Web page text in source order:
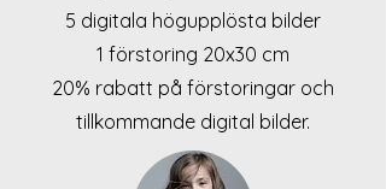
5 digitala högupplösta bilder
1 förstoring 20x30 cm
20% rabatt på förstoringar och
tillkommande digital bilder.